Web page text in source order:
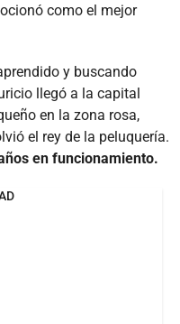
como el mejor
y buscando
llegó a la capital
en la zona rosa,
el rey de la peluquería.
en funcionamiento.